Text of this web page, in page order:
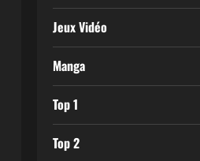
Jeux Vidéo
Manga
Top 1
Top 2